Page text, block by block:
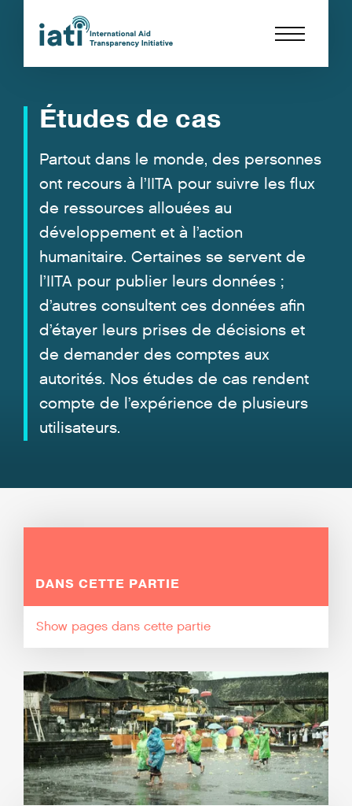
Études de cas
Partout dans le monde, des personnes
ont recours à l’IITA pour suivre les flux
de ressources allouées au
développement et à l’action
humanitaire. Certaines se servent de
l’IITA pour publier leurs données ;
d’autres consultent ces données afin
d’étayer leurs prises de décisions et
de demander des comptes aux
autorités. Nos études de cas rendent
compte de l’expérience de plusieurs
utilisateurs.
DANS CETTE PARTIE
pages dans cette partie